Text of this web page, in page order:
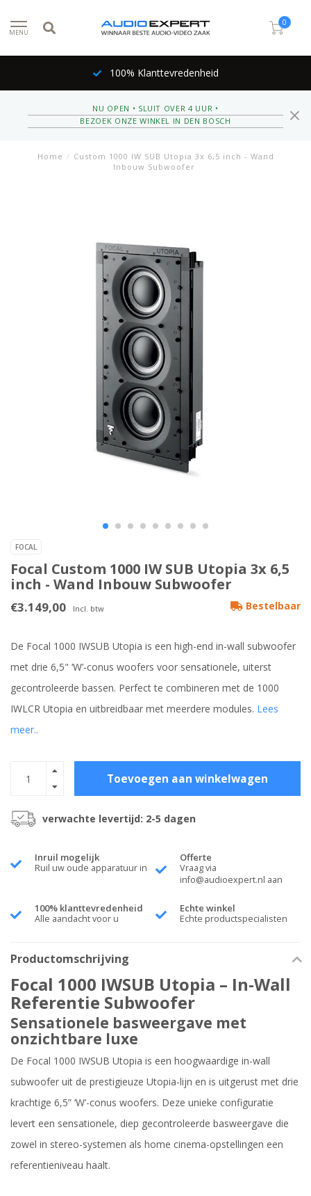
MENU
0
100% Klanttevredenheid
NU OPEN • SLUIT OVER 4 UUR •
BEZOEK ONZE WINKEL IN DEN BOSCH
Home / Custom 1000 IW SUB Utopia 3x 6,5 inch - Wand
Inbouw Subwoofer
FOCAL
Focal Custom 1000 IW SUB Utopia 3x 6,5
inch - Wand Inbouw Subwoofer
€3.149,00 Incl. btw Bestelbaar
De Focal 1000 IWSUB Utopia is een high-end in-wall subwoofer
met drie 6,5" ‘W’-conus woofers voor sensationele, uiterst
gecontroleerde bassen. Perfect te combineren met de 1000
IWLCR Utopia en uitbreidbaar met meerdere modules. Lees
meer..
Toevoegen aan winkelwagen
verwachte levertijd: 2-5 dagen
Inruil mogelijk
Ruil uw oude apparatuur in
Offerte
Vraag via
info@audioexpert.nl aan
100% klanttevredenheid
Alle aandacht voor u
Echte winkel
Echte productspecialisten
Productomschrijving
Focal 1000 IWSUB Utopia – In-Wall
Referentie Subwoofer
Sensationele basweergave met
onzichtbare luxe
De Focal 1000 IWSUB Utopia is een hoogwaardige in-wall
subwoofer uit de prestigieuze Utopia-lijn en is uitgerust met drie
krachtige 6,5” ‘W’-conus woofers. Deze unieke configuratie
levert een sensationele, diep gecontroleerde basweergave die
zowel in stereo-systemen als home cinema-opstellingen een
referentieniveau haalt.